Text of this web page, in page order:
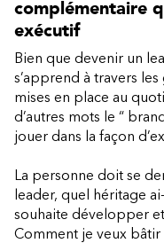
complémentaire
exécutif
Bien que devenir un
s’apprend à travers
mises en place au
d’autres mots le “
jouer dans la façon
La personne doit se
leader, quel héritage
souhaite développer
Comment je veux